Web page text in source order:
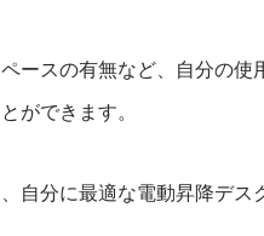
ースの有無など、自分の
ができます。
自分に最適な電動昇降デス